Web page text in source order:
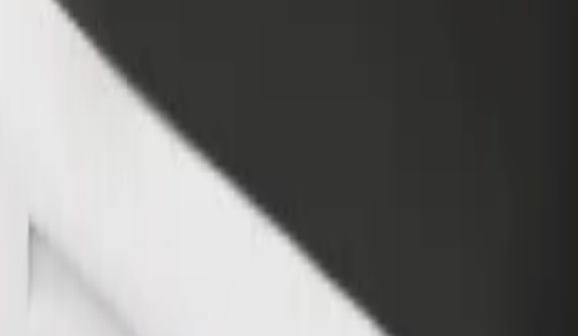
Γίνετε courier
Παραδώστε φαγητό και
πληρώνεστε εβδομαδιαία
Alfa σε Tallinn Street Quarter
από AKROPOLE Alfa σε Tallinn Street Quarter; Εξερεύνησε τις